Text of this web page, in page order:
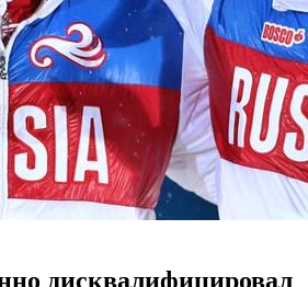
дисквалифицировал